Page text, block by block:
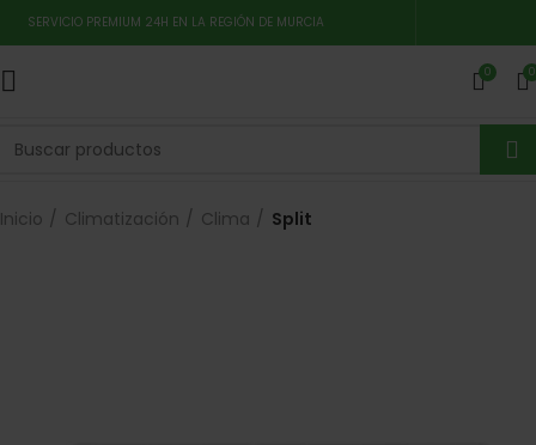
SERVICIO PREMIUM 24H EN LA REGIÓN DE MURCIA
0 0
Inicio Climatización Clima Split